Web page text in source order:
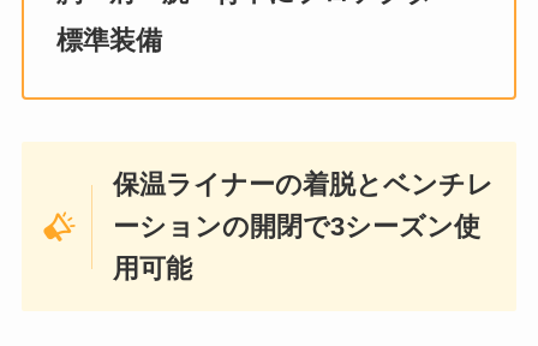
標準装備
保温ライナーの着脱とベンチレ
ーションの開閉で3シーズン使
用可能